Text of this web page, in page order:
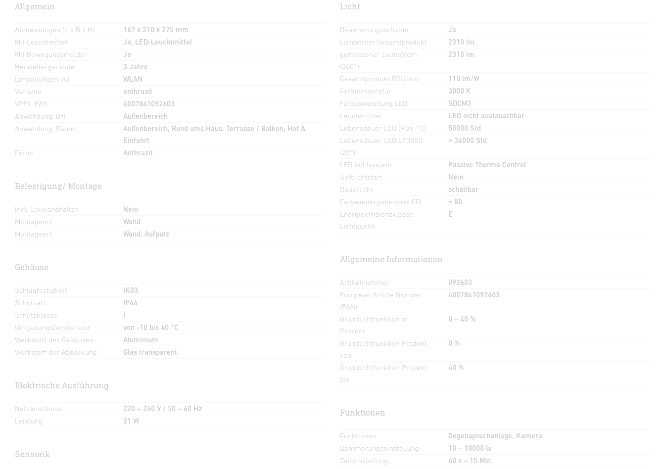
Allgemein
Abmessungen (L x B x H)
167 x 210 x 275 mm
Mit Leuchtmittel
Ja, LED-Leuchtmittel
Mit Bewegungsmelder
Ja
Herstellergarantie
3 Jahre
Einstellungen via
WLAN
Variante
anthrazit
VPE1, EAN
4007841092603
Anwendung, Ort
Außenbereich
Anwendung, Raum
Außenbereich, Rund ums Haus, Terrasse / Balkon, Hof &
Einfahrt
Farbe
Anthrazit
Befestigung/ Montage
Inkl. Eckwandhalter
Nein
Montageort
Wand
Montageart
Wand, Aufputz
Gehäuse
Schlagfestigkeit
IK03
Schutzart
IP44
Schutzklasse
I
Umgebungstemperatur
von -10 bis 40 °C
Werkstoff des Gehäuses
Aluminium
Werkstoff der Abdeckung
Glas transparent
Elektrische Ausführung
Netzanschluss
220 – 240 V / 50 – 60 Hz
Leistung
21 W
Sensorik
Licht
Dämmerungsschalter
Ja
Lichtstrom Gesamtprodukt
2310 lm
gemessener Lichtstrom
(360°)
2310 lm
Gesamtprodukt Effizienz
110 lm/W
Farbtemperatur
3000 K
Farbabweichung LED
SDCM3
Leuchtmittel
LED nicht austauschbar
Lebensdauer LED (Max. °C)
50000 Std
Lebensdauer LED L70B50
(25°)
> 36000 Std
LED Kühlsystem
Passive Thermo Control
Softlichtstart
Nein
Dauerlicht
schaltbar
Farbwiedergabeindex CRI
= 80
Energieeffizienzklasse
Lichtquelle
E
Allgemeine Informationen
Artikelnummer
092603
European Article Number
(EAN)
4007841092603
Grundlichtfunktion in
Prozent
0 – 40 %
Grundlichtfunktion Prozent,
von
0 %
Grundlichtfunktion Prozent,
bis
40 %
Funktionen
Funktionen
Gegensprechanlage, Kamera
Dämmerungseinstellung
10 – 10000 lx
Zeiteinstellung
60 s – 15 Min.